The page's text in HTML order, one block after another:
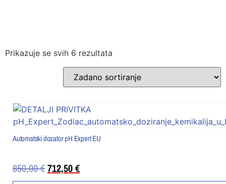
Prikazuje se svih 6 rezultata
Automatski dozator pH Expert EU
850,00€712,50€